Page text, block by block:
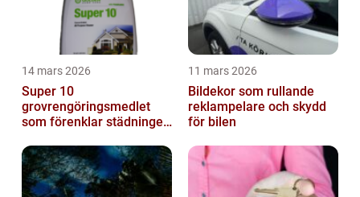
14 mars 2026
Super 10
grovrengöringsmedlet
som förenklar städningen
11 mars 2026
Bildekor som rullande
reklampelare och skydd
för bilen